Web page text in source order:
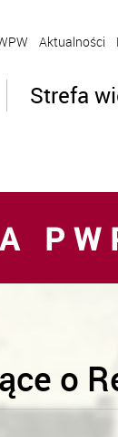
Aktualności
Strefa
o